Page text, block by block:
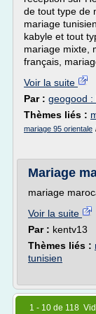
de tout type de
mariage
kabyle et tout
mariage mixte,
français,
Voir la suite
Par : geogood :
Thèmes liés :
mariage 95 orientale
Mariage
mariage
Voir la suite
Par : kentv13
Thèmes liés :
tunisien
1 - 10 de 118